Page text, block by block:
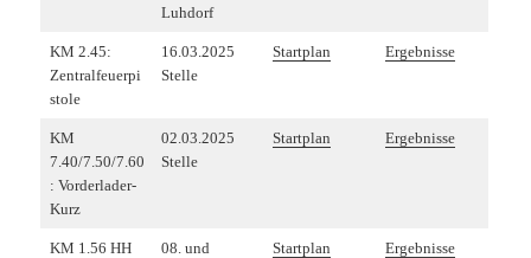
Luhdorf
KM 2.45:
Zentralfeuerpi
stole
16.03.2025
Stelle
Startplan Ergebnisse
KM
7.40/7.50/7.60
: Vorderlader-
Kurz
02.03.2025
Stelle
Startplan Ergebnisse
KM 1.56 HH
08. und
Startplan Ergebnisse